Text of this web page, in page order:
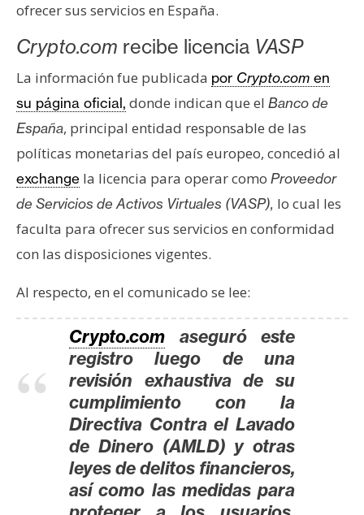
A
n
á
l
i
s
i
s
N
o
t
s
d
P
ofrecer sus servicios en España.
Crypto.com recibe licencia VASP
La información fue publicada por Crypto.com en
su página oficial, donde indican que el Banco de
España, principal entidad responsable de las
políticas monetarias del país europeo, concedió al
exchange la licencia para operar como Proveedor
de Servicios de Activos Virtuales (VASP), lo cual les
faculta para ofrecer sus servicios en conformidad
con las disposiciones vigentes.
Al respecto, en el comunicado se lee:
Crypto.com aseguró este
registro luego de una
revisión exhaustiva de su
cumplimiento con la
Directiva Contra el Lavado
de Dinero (AMLD) y otras
leyes de delitos financieros,
así como las medidas para